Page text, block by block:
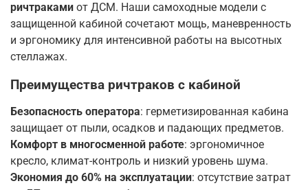
ричтраками от ДСМ. Наши самоходные модели с
защищенной кабиной сочетают мощь, маневренность
и эргономику для интенсивной работы на высотных
стеллажах.
Преимущества ричтраков с кабиной
Безопасность оператора: герметизированная кабина
защищает от пыли, осадков и падающих предметов.
Комфорт в многосменной работе: эргономичное
кресло, климат-контроль и низкий уровень шума.
Экономия до 60% на эксплуатации: отсутствие затрат